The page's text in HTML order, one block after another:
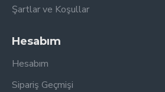
Şartlar ve Koşullar
Hesabım
Hesabım
Sipariş Geçmişi